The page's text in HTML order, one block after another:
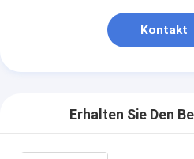
Kontakt
Erhalten Sie Den